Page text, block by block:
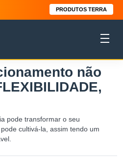
PRODUTOS TERRA
não
pode transformar o seu
cultivá-la, assim tendo um